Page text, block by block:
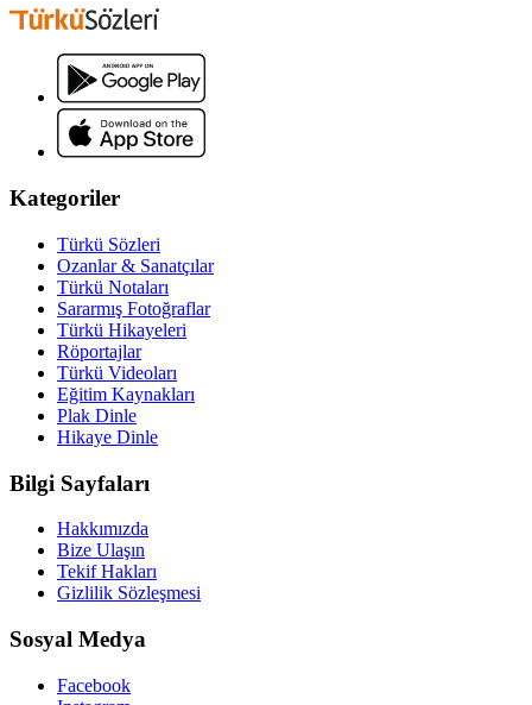
Kategoriler
Türkü Sözleri
Ozanlar & Sanatçılar
Türkü Notaları
Sararmış Fotoğraflar
Türkü Hikayeleri
Röportajlar
Türkü Videoları
Eğitim Kaynakları
Plak Dinle
Hikaye Dinle
Bilgi Sayfaları
Hakkımızda
Bize Ulaşın
Tekif Hakları
Gizlilik Sözleşmesi
Sosyal Medya
Facebook